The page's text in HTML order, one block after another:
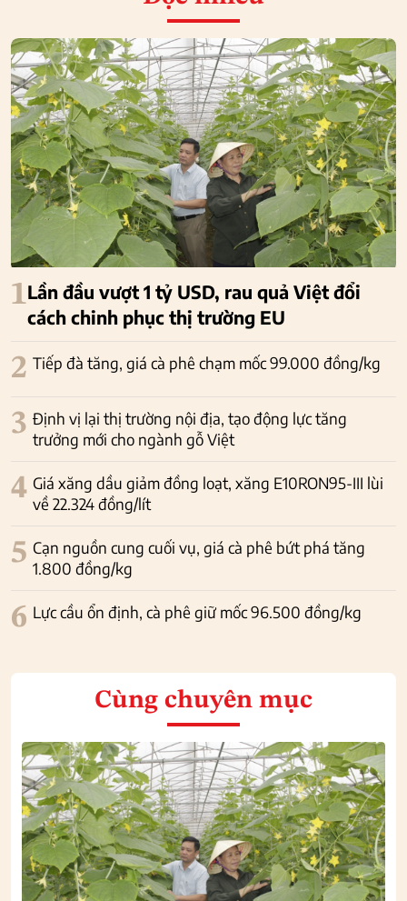
1Lần đầu vượt 1 tỷ USD, rau quả Việt đổi
cách chinh phục thị trường EU
2 Tiếp đà tăng, giá cà phê chạm mốc 99.000 đồng/kg
3 Định vị lại thị trường nội địa, tạo động lực tăng
trưởng mới cho ngành gỗ Việt
4 Giá xăng dầu giảm đồng loạt, xăng E10RON95-III lùi
về 22.324 đồng/lít
5 Cạn nguồn cung cuối vụ, giá cà phê bứt phá tăng
1.800 đồng/kg
6 Lực cầu ổn định, cà phê giữ mốc 96.500 đồng/kg
Cùng chuyên mục